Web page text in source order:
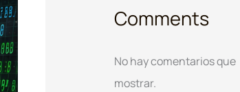
Comments
No hay comentarios que
mostrar.